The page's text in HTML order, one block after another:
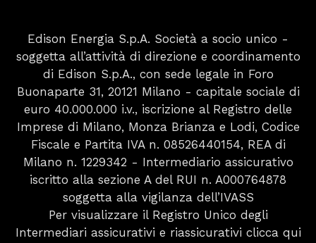
Edison Energia S.p.A. Società a socio unico -
soggetta all’attività di direzione e coordinamento
di Edison S.p.A., con sede legale in Foro
Buonaparte 31, 20121 Milano - capitale sociale di
euro 40.000.000 i.v., iscrizione al Registro delle
Imprese di Milano, Monza Brianza e Lodi, Codice
Fiscale e Partita IVA n. 08526440154, REA di
Milano n. 1229342 - Intermediario assicurativo
iscritto alla sezione A del RUI n. A000764878
soggetta alla vigilanza dell’IVASS
Per visualizzare il Registro Unico degli
Intermediari assicurativi e riassicurativi clicca qui